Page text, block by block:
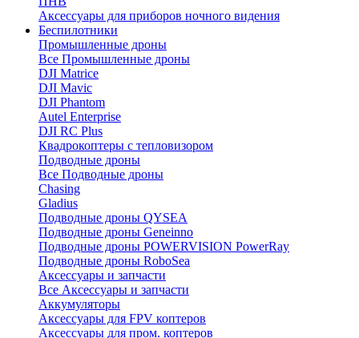
Аксессуары для приборов ночного видения
Беспилотники
Промышленные дроны
Все Промышленные дроны
DJI Matrice
DJI Mavic
DJI Phantom
Autel Enterprise
DJI RC Plus
Квадрокоптеры с тепловизором
Подводные дроны
Все Подводные дроны
Chasing
Gladius
Подводные дроны QYSEA
Подводные дроны Geneinno
Подводные дроны POWERVISION PowerRay
Подводные дроны RoboSea
Аксессуары и запчасти
Все Аксессуары и запчасти
Аккумуляторы
Аксессуары для FPV коптеров
Аксессуары для пром. коптеров